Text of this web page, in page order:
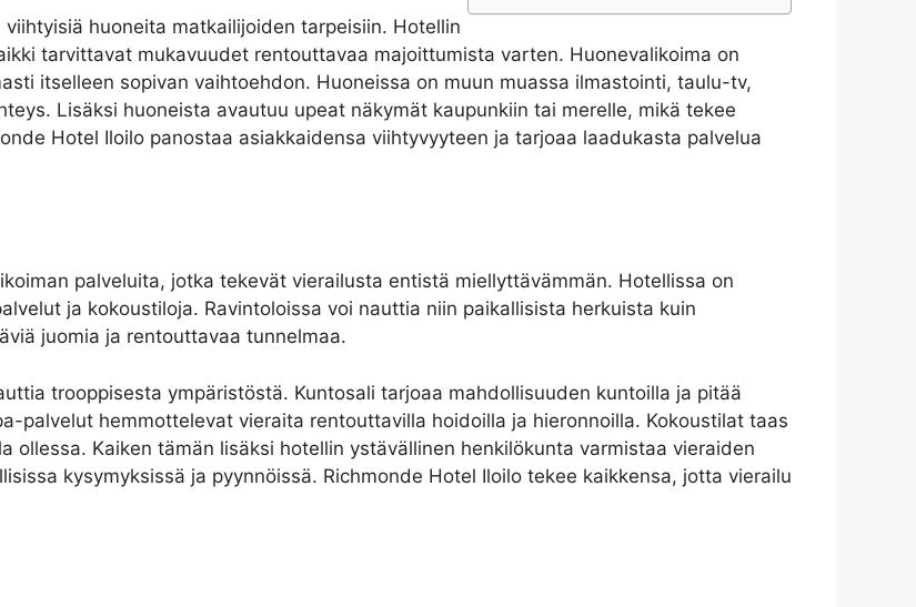
huoneita matkailijoiden tarpeisiin. Hotellin
tarvittavat mukavuudet rentouttavaa majoittumista varten. Huonevalikoima on
itselleen sopivan vaihtoehdon. Huoneissa on muun muassa ilmastointi, taulu-tv,
Lisäksi huoneista avautuu upeat näkymät kaupunkiin tai merelle, mikä tekee
Hotel Iloilo panostaa asiakkaidensa viihtyvyyteen ja tarjoaa laadukasta palvelua
palveluita, jotka tekevät vierailusta entistä miellyttävämmän. Hotellissa on
ja kokoustiloja. Ravintoloissa voi nauttia niin paikallisista herkuista kuin
juomia ja rentouttavaa tunnelmaa.
trooppisesta ympäristöstä. Kuntosali tarjoaa mahdollisuuden kuntoilla ja pitää
palvelut hemmottelevat vieraita rentouttavilla hoidoilla ja hieronnoilla. Kokoustilat taas
ollessa. Kaiken tämän lisäksi hotellin ystävällinen henkilökunta varmistaa vieraiden
kysymyksissä ja pyynnöissä. Richmonde Hotel Iloilo tekee kaikkensa, jotta vierailu